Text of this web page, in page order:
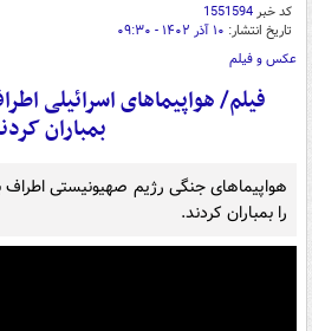
کد خبر1551594
تاریخ انتشار: ۱۰ آذر ۱۴۰۲ - ۰۹:۳۰
عکس و فیلم
فیلم/ هواپیماهای اسرائیلی
بمباران
هواپیماهای جنگی رژیم صهیونیستی
را بمباران کردند.